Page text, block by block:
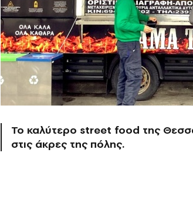
Το καλύτερο street food της
στις άκρες της πόλης.